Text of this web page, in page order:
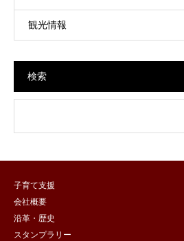
観光情報
検索
子育て支援
会社概要
沿革・歴史
スタンプラリー